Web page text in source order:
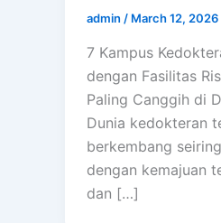
admin / March 12, 2026
7 Kampus
dengan Fasilitas
Paling Canggih di
Dunia kedokteran
berkembang seiring
dengan kemajuan
dan […]